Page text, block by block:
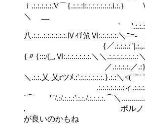
ｉ
＼ __
'
八.:.:..:.:.:.:.:.:.Ⅳｨﾁ笊Ⅵ:.:.:.:.:.＼ﾆ
{／.:.:.:.: '|.:.,.:.:.:.:.ｨﾁ
{〃{:::/(_,Ⅵ:.:.:.:.:.:.:.＼＼.:.:.:.:.:.:.:.:＼
／.:.:.:.:.／.:}/
＼.:.:.乂 乂rツﾒ.:'.:.:.:.:.:.:.}.:.:＼<( ¨¨¨
.:.:.:.:.:.:.:ィ.:.:.:.:.:.
¨⌒ ' '/.:/.:.:.:'.:.:./.:.:.:.:.⌒＼............
, ポルノとマイは
が良いのかもね